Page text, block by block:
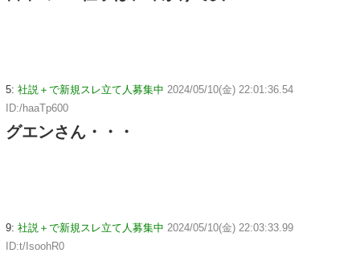
5: 社説＋で新規スレ立て人募集中 2024/05/10(金) 22:01:36.54
ID:/haaTp600
グエンさん・・・
9: 社説＋で新規スレ立て人募集中 2024/05/10(金) 22:03:33.99
ID:t/IsoohR0